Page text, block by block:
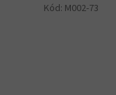
Kód: M002-73